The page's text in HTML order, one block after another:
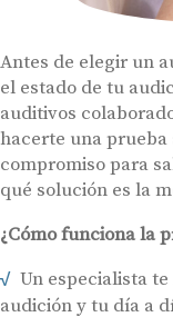
Antes de elegir un
el estado de tu
auditivos
hacerte una
compromiso para
qué solución es la
¿Cómo funciona la
Un especialista
audición y tu día a